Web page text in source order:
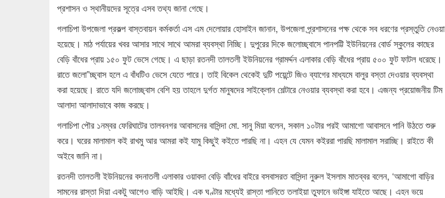
প্রশাসন ও স্থানীয়দের সূত্রে এসব তথ্য জানা গেছে।
গলাচিপা উপজেলা প্রকল্প বাস্তবায়ন কর্মকর্তা এস এম দেলোয়ার হোসাইন জানান, উপজেলা প্র্রশাসনের পক্ষ থেকে সব ধরণের প্রস্তুতি নেওয়া
হয়েছে। মাঠ পর্যায়ের খবর আসার সাথে সাথে আমরা ব্যবস্থা নিচ্ছি। দুপুরের দিকে জলোচ্ছ্বাসে পানপট্টি ইউনিয়নের বোর্ড স্কুলের কাছের
বেড়ি বাঁধের প্রায় ১৫০ ফুট ভেসে গেছে। এ ছাড়া রতনদী তালতলী ইউনিয়নের গ্রামর্দ্দন এলাকার বেড়ি বাঁধের প্রায় ৫০০ ফুট ফাটল ধরেছে।
রাতে জলো”চ্ছ্বাস হলে এ বাঁধটিও ভেসে যেতে পারে। তাই বিকেল থেকেই দুটি পয়েন্টে জিও ব্যাগের মাধ্যমে বালুর বস্তা দেওয়ার ব্যবস্থা
করা হয়েছে। রাতে যদি জলোচ্ছ্বাস বেশি হয় তাহলে দুর্গত মানুষদের সাইক্লোন শেল্টারে নেওয়ার ব্যবস্থা করা হবে। এজন্য প্রয়োজনীয় টিম
আলাদা আলাদাভাবে কাজ করছে।
গলাচিপা পৌর ১নম্বর ফেরিঘাটের তালবনগর আবাসনের বাসিন্দা মো. সানু মিয়া বলেন, সকাল ১০টার পরই আমাগো আবাসনে পানি উঠতে শুরু
করে। ঘরের মালামাল কই রাখমু আর আমরা কই যামু কিছুই কইতে পারছি না। এহন যে যেমন কইররা পারছি মালামাল সরাচ্ছি। রাইতে কী
অইবে জানি না।
রতনদী তালতলী ইউনিয়নের বদনাতলী এলাকার ওয়াবদা বেড়ি বাাঁধের বাইরে বসবাসরত বাসিন্দা নুরুল ইসলাম মাতব্বর বলেন, ‘আমাগো বাড়ির
সামনের রাস্তা দিয়া একটু আগেও বাড়ি আইছি। এক ঘণ্টার মধ্যেই রাস্তা পানিতে তলাইয়া তুফানে ভাইঙ্গা যাইতে আছে। এহন ভয়ে